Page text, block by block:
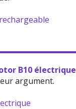
B10 électrique
argument.